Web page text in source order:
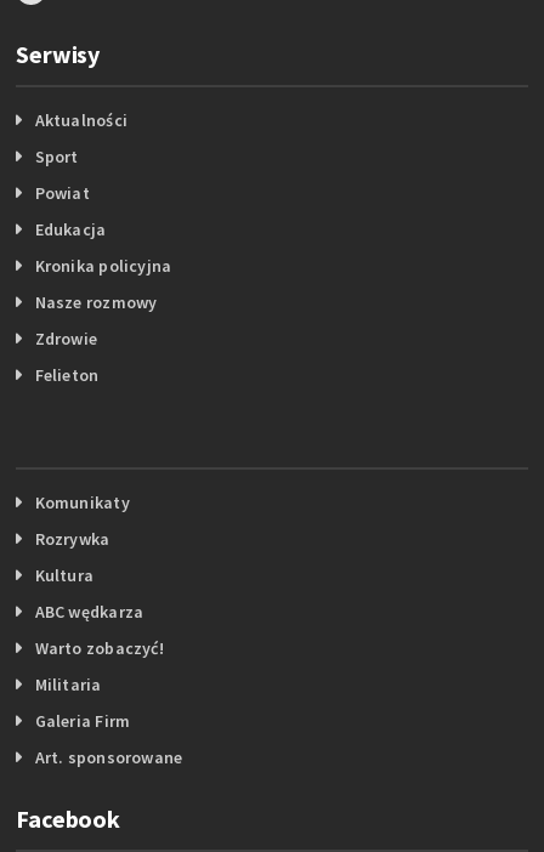
Serwisy
Aktualności
Sport
Powiat
Edukacja
Kronika policyjna
Nasze rozmowy
Zdrowie
Felieton
Komunikaty
Rozrywka
Kultura
ABC wędkarza
Warto zobaczyć!
Militaria
Galeria Firm
Art. sponsorowane
Facebook